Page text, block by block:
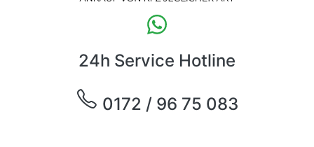
24h Service Hotline
0172 / 96 75 083